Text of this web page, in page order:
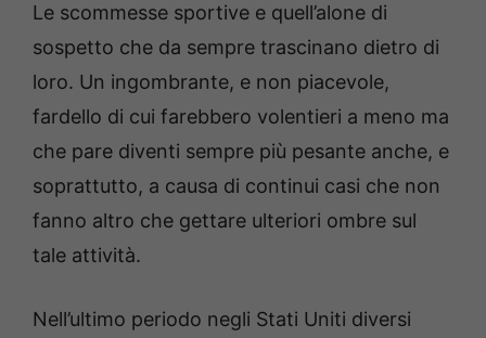
Le scommesse sportive e quell’alone di
sospetto che da sempre trascinano dietro di
loro. Un ingombrante, e non piacevole,
fardello di cui farebbero volentieri a meno ma
che pare diventi sempre più pesante anche, e
soprattutto, a causa di continui casi che non
fanno altro che gettare ulteriori ombre sul
tale attività.
Nell’ultimo periodo negli Stati Uniti diversi